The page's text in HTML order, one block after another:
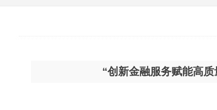
“创新金融服务赋能高